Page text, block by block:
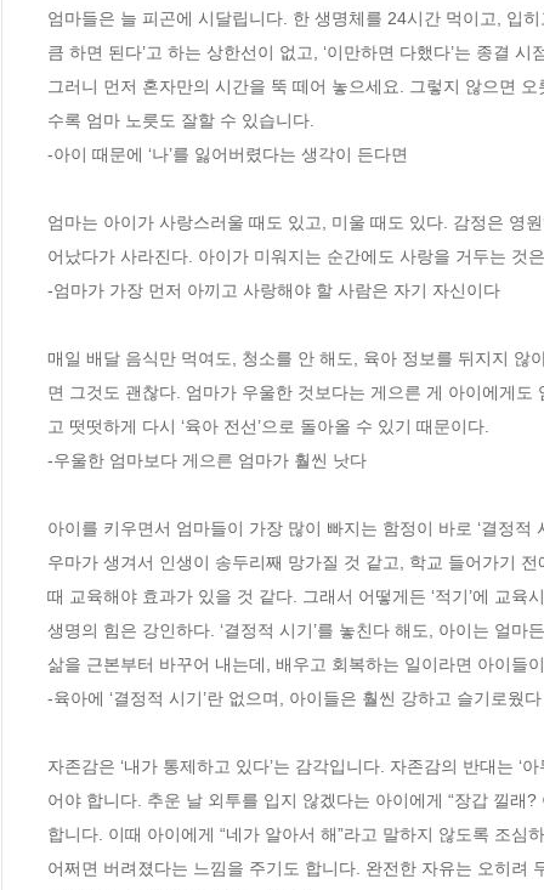
엄마들은 늘 피곤에 시달립니다. 한 생명체를 24시간 먹이고, 입
큼 하면 된다’고 하는 상한선이 없고, ‘이만하면 다했다’는 종결
그러니 먼저 혼자만의 시간을 뚝 떼어 놓으세요. 그렇지 않으면
수록 엄마 노릇도 잘할 수 있습니다.
-아이 때문에 ‘나’를 잃어버렸다는 생각이 든다면
엄마는 아이가 사랑스러울 때도 있고, 미울 때도 있다. 감정은 영
어났다가 사라진다. 아이가 미워지는 순간에도 사랑을 거두는 것
-엄마가 가장 먼저 아끼고 사랑해야 할 사람은 자기 자신이다
매일 배달 음식만 먹여도, 청소를 안 해도, 육아 정보를 뒤지지
면 그것도 괜찮다. 엄마가 우울한 것보다는 게으른 게 아이에게
고 떳떳하게 다시 ‘육아 전선’으로 돌아올 수 있기 때문이다.
-우울한 엄마보다 게으른 엄마가 훨씬 낫다
아이를 키우면서 엄마들이 가장 많이 빠지는 함정이 바로 ‘결정
우마가 생겨서 인생이 송두리째 망가질 것 같고, 학교 들어가기
때 교육해야 효과가 있을 것 같다. 그래서 어떻게든 ‘적기’에 교
생명의 힘은 강인하다. ‘결정적 시기’를 놓친다 해도, 아이는 얼
삶을 근본부터 바꾸어 내는데, 배우고 회복하는 일이라면 아이들
-육아에 ‘결정적 시기’란 없으며, 아이들은 훨씬 강하고 슬기로웠다
자존감은 ‘내가 통제하고 있다’는 감각입니다. 자존감의 반대는
어야 합니다. 추운 날 외투를 입지 않겠다는 아이에게 “장갑 낄래
합니다. 이때 아이에게 “네가 알아서 해”라고 말하지 않도록 조
어쩌면 버려졌다는 느낌을 주기도 합니다. 완전한 자유는 오히려